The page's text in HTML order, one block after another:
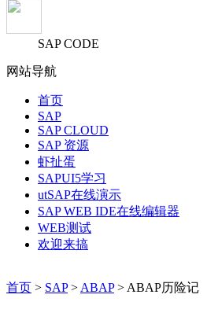
SAP CODE
网站导航
首页
SAP
SAP CLOUD
SAP 资源
虾扯蛋
SAPUI5学习
utSAP在线演示
SAP WEB IDE在线编辑器
WEB测试
欢迎来搞
首页 > SAP> ABAP> ABAP历险记